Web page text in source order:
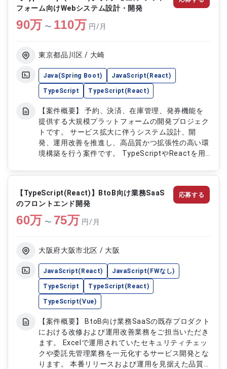
内容】 ・TypeScript、Reactを用いたフロントエ
ンド開発を行います ・Ruby on Railsを用いたバッ
クエンド開発を担当します ・新規機能の設計、開
計、データベース設計およびシステム連携機能の開
発、テストおよび品質改善対応を行います
フォーム向けWebシステム設計・開発
90万 〜 110万 円/月
東京都品川区 / 大崎
Java(Spring Boot) JavaScript(React)
TypeScript TypeScript(React)
【案件概要】 予約、決済、在庫管理、発券機能を
提供する大規模プラットフォームの開発プロジェク
トです。 サービス拡大に伴うシステム設計、開
発、運用改善を推進し、高品質かつ拡張性の高い環
境構築を行う案件です。 TypeScriptやReactを用
策定など上流工程にも携わっていただきます。 開
発プロセス改善や技術支援を通じて、プロダクトの
継続的な成長を支援していただきます。 【作業内
容】 ・TypeScript、Reactを用いたWebアプリケ
ーション開発を行います ・バックエンドAPIの設
計、開発および運用対応を行います ・システムア
・コードレビューや開発標準整備による品質向上を
発メンバーへの技術支援を行います
【TypeScript(React)】BtoB向け業務SaaS
のフロントエンド開発
60万 〜 75万 円/月
大阪府大阪市北区 / 大阪
JavaScript(React) JavaScript(FWなし)
TypeScript TypeScript(React)
TypeScript(Vue)
【案件概要】 BtoB向け業務SaaSの既存プロダクト
における改修および運用改善業務をご担当いただき
ます。 Excelで運用されていたセキュリティチェッ
クや委託先管理業務を一元化するサービス開発とな
ります。 本番リリースおよび運用を見据えた品質
応募する